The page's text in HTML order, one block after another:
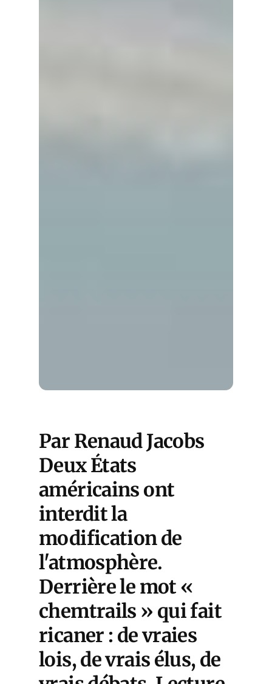
Par Renaud Jacobs
Deux États
américains ont
interdit la
modification de
l'atmosphère.
Derrière le mot «
chemtrails » qui fait
ricaner : de vraies
lois, de vrais élus, de